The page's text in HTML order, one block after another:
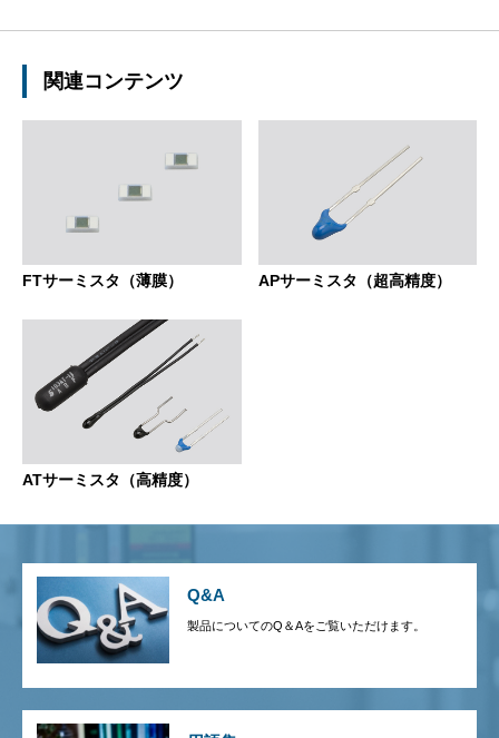
関連コンテンツ
FTサーミスタ（薄膜） APサーミスタ（超高精度）
ATサーミスタ（高精度）
Q&A
製品についてのQ＆Aをご覧いただけます。